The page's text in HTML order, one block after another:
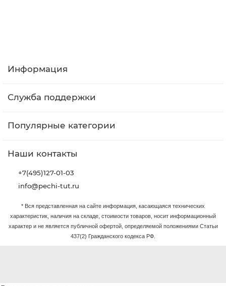
Информация
Служба поддержки
Популярные категории
Наши контакты
+7(495)127-01-03
info@pechi-tut.ru
* Вся представленная на сайте информация, касающаяся технических
характеристик, наличия на складе, стоимости товаров, носит информационный
характер и не является публичной офертой, определяемой положениями Статьи
437(2) Гражданского кодекса РФ.